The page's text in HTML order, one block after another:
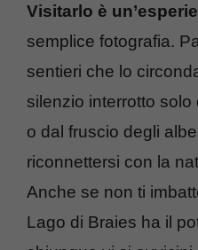
Visitarlo è
semplice fotografia.
sentieri che lo
silenzio interrotto
o dal fruscio degli
riconnettersi con la
Anche se non ti
Lago di Braies ha il